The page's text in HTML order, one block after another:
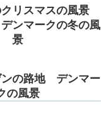
クリスマスの風景
ンマークの冬の風
景
ンの路地 デンマー
の風景